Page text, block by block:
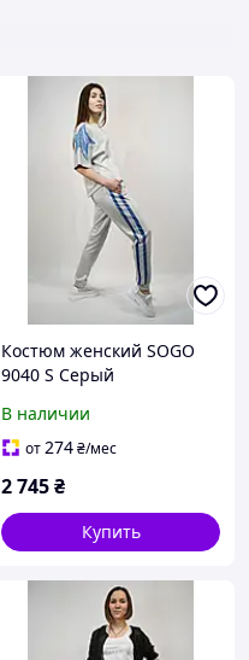
Костюм женский SOGO
9040 S Серый
В наличии
от274₴/мес
2 745₴
Купить